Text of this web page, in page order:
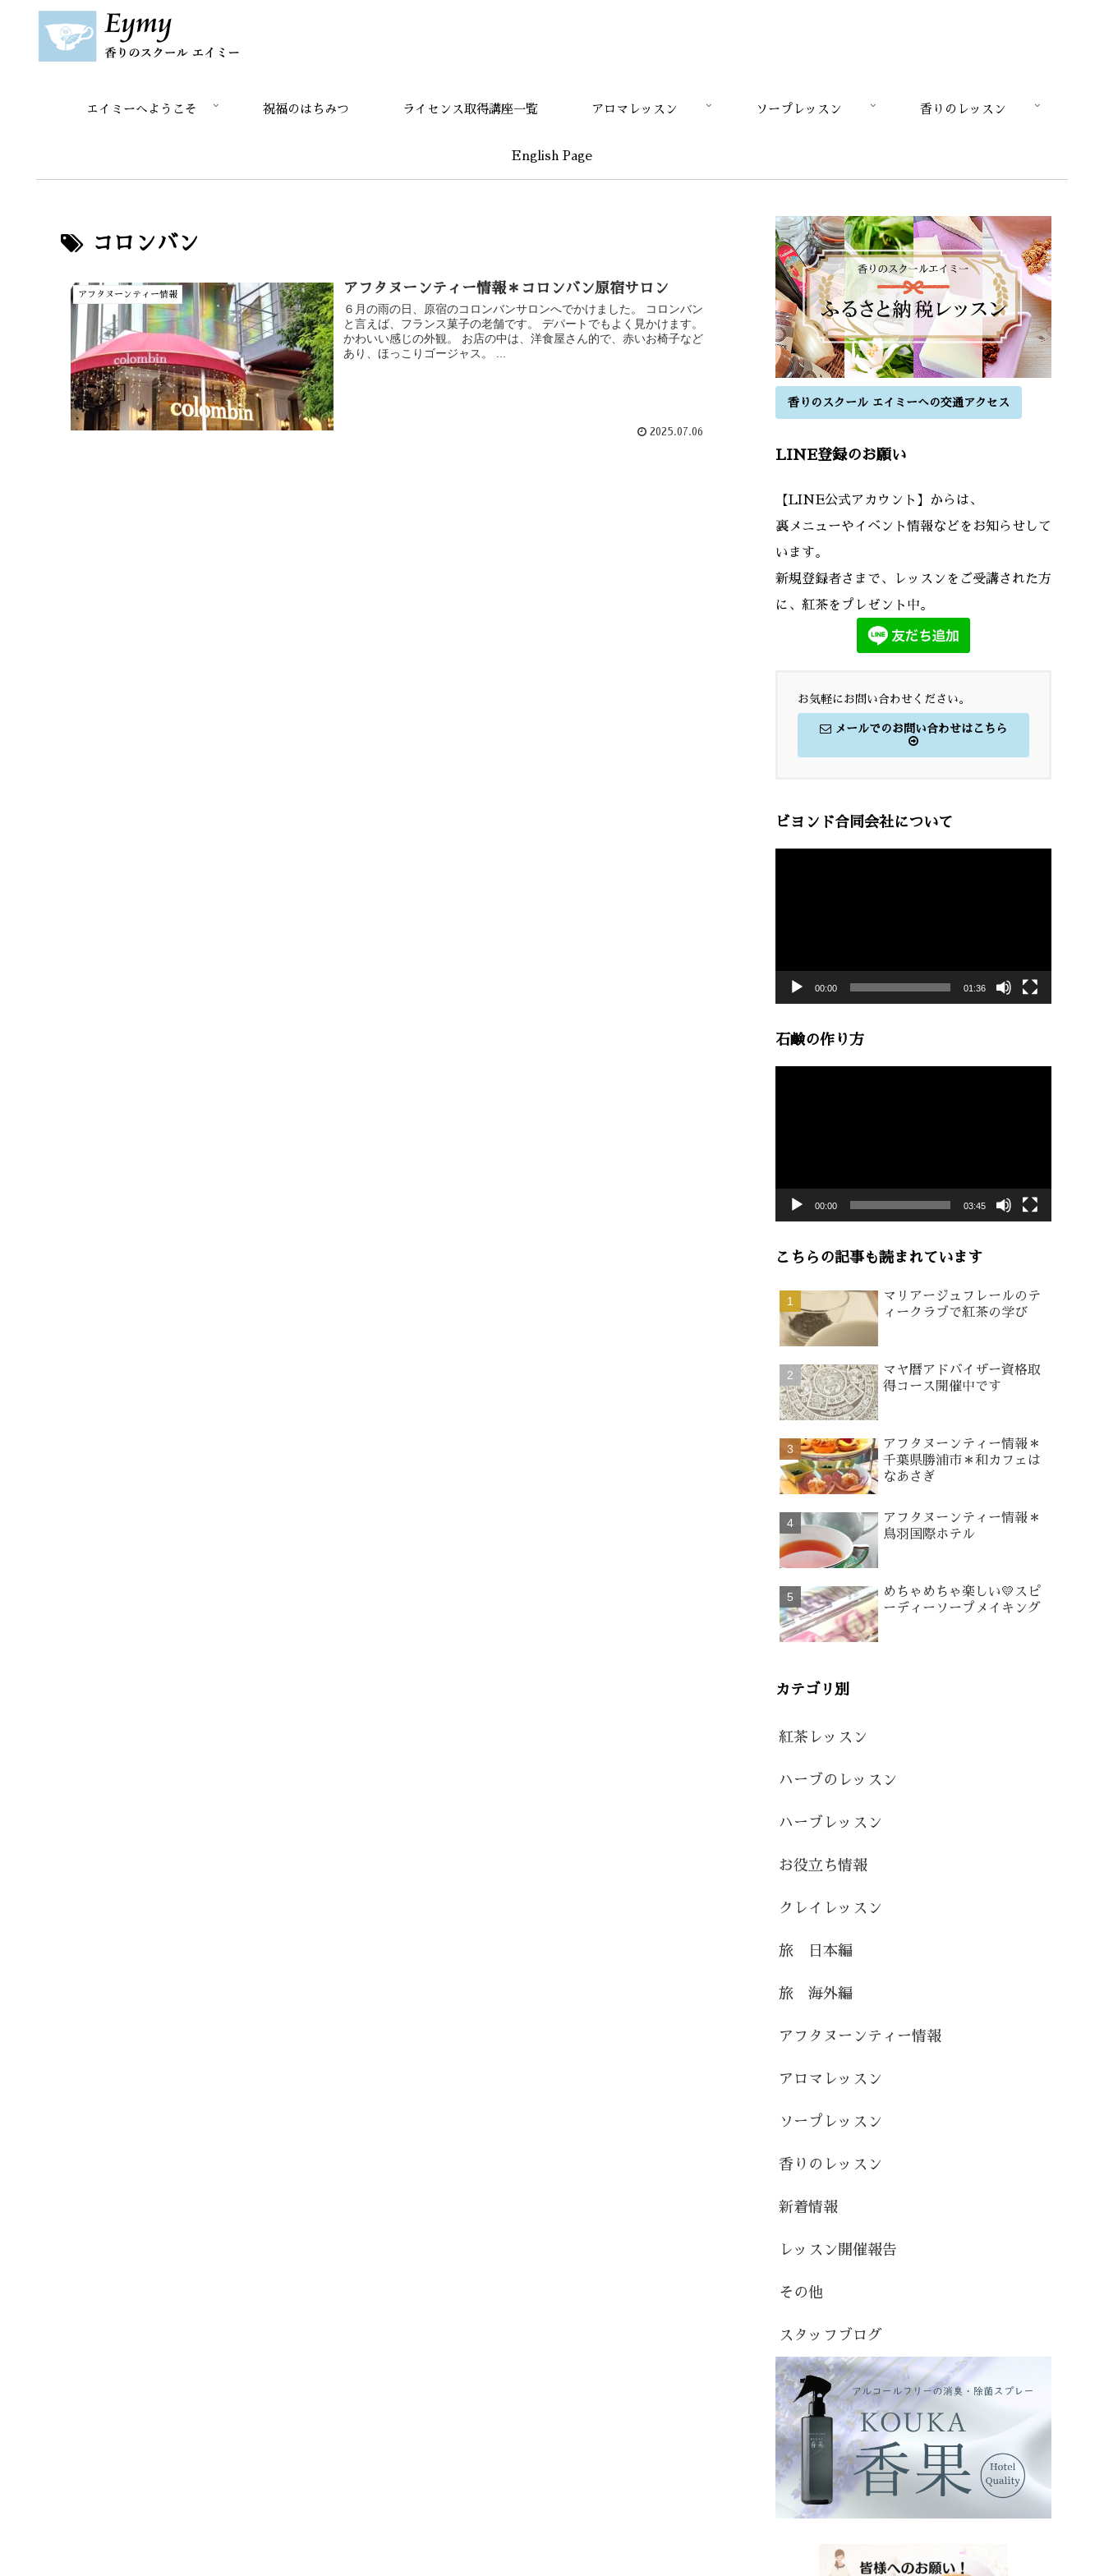
エイミーへようこそ 祝福のはちみつ ライセンス取得講座一覧 アロマレッスン ソープレッスン 香りのレッスン
English Page
コロンバン
アフタヌーンティー情報 アフタヌーンティー情報＊コロンバン原宿サロン
６月の雨の日、原宿のコロンバンサロンへでかけました。 コロンバン
と言えば、フランス菓子の老舗です。 デパートでもよく見かけます。
かわいい感じの外観。 お店の中は、洋食屋さん的で、赤いお椅子など
あり、ほっこりゴージャス。 ...
2025.07.06
香りのスクール エイミーへの交通アクセス
LINE登録のお願い
【LINE公式アカウント】からは、
裏メニューやイベント情報などをお知らせして
います。
新規登録者さまで、レッスンをご受講された方
に、紅茶をプレゼント中。
お気軽にお問い合わせください。
メールでのお問い合わせはこちら
ビヨンド合同会社について
00:00 01:36
石鹸の作り方
00:00 03:45
こちらの記事も読まれています
マリアージュフレールのテ
ィークラブで紅茶の学び
マヤ暦アドバイザー資格取
得コース開催中です
アフタヌーンティー情報＊
千葉県勝浦市＊和カフェは
なあさぎ
アフタヌーンティー情報＊
鳥羽国際ホテル
めちゃめちゃ楽しい💛スピ
ーディーソープメイキング
カテゴリ別
紅茶レッスン
ハーブのレッスン
ハーブレッスン
お役立ち情報
クレイレッスン
旅 日本編
旅 海外編
アフタヌーンティー情報
アロマレッスン
ソープレッスン
香りのレッスン
新着情報
レッスン開催報告
その他
スタッフブログ